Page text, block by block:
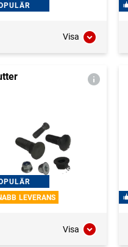
Visa
LEVERANS
Visa